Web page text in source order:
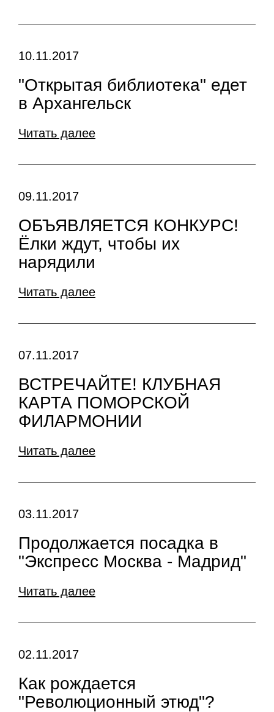
10.11.2017
"Открытая библиотека" едет
в Архангельск
Читать далее
09.11.2017
ОБЪЯВЛЯЕТСЯ КОНКУРС!
Ёлки ждут, чтобы их
нарядили
Читать далее
07.11.2017
ВСТРЕЧАЙТЕ! КЛУБНАЯ
КАРТА ПОМОРСКОЙ
ФИЛАРМОНИИ
Читать далее
03.11.2017
Продолжается посадка в
"Экспресс Москва - Мадрид"
Читать далее
02.11.2017
Как рождается
"Революционный этюд"?